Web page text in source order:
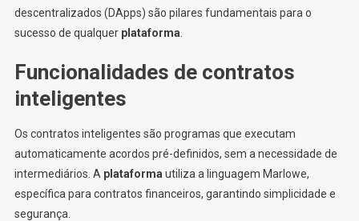
descentralizados (DApps) são pilares fundamentais para o
sucesso de qualquer plataforma
Funcionalidades de contratos
inteligentes
Os contratos inteligentes são programas que executam
automaticamente acordos pré-definidos, sem a necessidade de
intermediários. A plataforma utiliza a linguagem Marlowe,
específica para contratos financeiros, garantindo simplicidade e
segurança.